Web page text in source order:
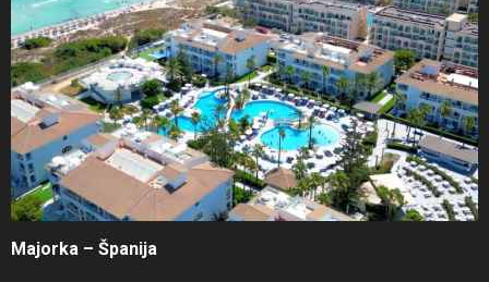
Majorka – Španija